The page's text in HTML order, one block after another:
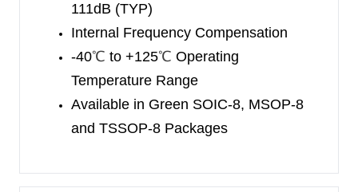
111dB (TYP)
Internal Frequency Compensation
-40℃ to +125℃ Operating
Temperature Range
Available in Green SOIC-8, MSOP-8
and TSSOP-8 Packages